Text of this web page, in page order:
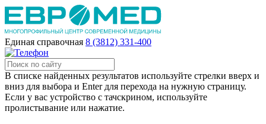
Единая справочная 8 (3812) 331-400
В списке найденных результатов используйте стрелки вверх и
вниз для выбора и Enter для перехода на нужную страницу.
Если у вас устройство с тачскрином, используйте
пролистывание или нажатие.